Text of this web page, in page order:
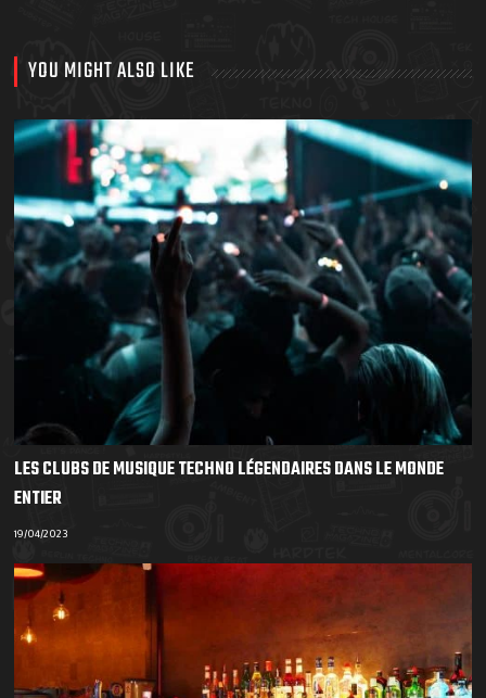
YOU MIGHT ALSO LIKE
LES CLUBS DE MUSIQUE TECHNO LÉGENDAIRES DANS LE MONDE
ENTIER
19/04/2023